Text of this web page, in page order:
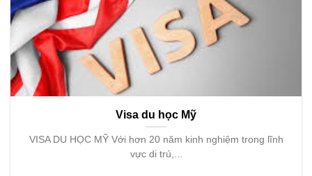
Visa du học Mỹ
VISA DU HỌC MỸ Với hơn 20 năm kinh nghiệm trong lĩnh
vực di trú,...